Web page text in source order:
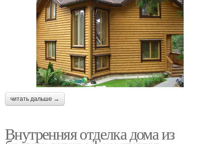
читать дальше →
Внутренняя отделка дома из